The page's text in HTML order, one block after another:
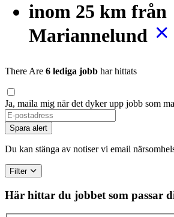
inom 25 km från
Mariannelund
There Are 6 lediga jobb har hittats
Ja, maila mig när det dyker upp jobb som
Spara alert
Du kan stänga av notiser vi email
Filter
Här hittar du jobbet som passar